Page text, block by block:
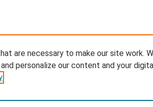
are necessary to make our site work.
personalize our content and your